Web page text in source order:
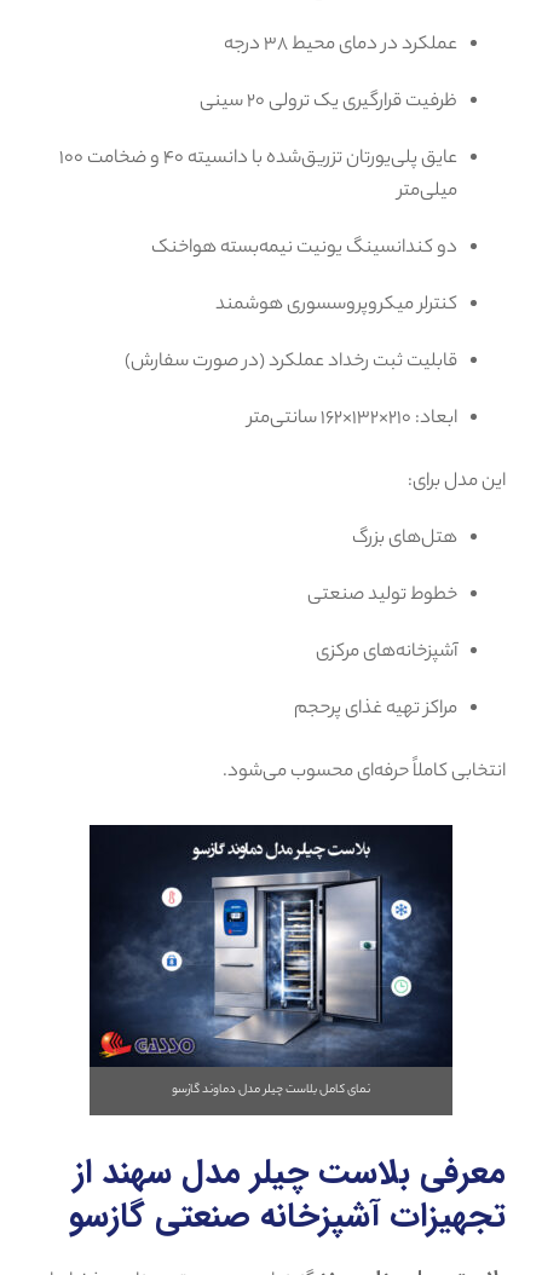
عملکرد در دمای محیط ۳۸ درجه
ظرفیت قرارگیری یک ترولی ۲۰ سینی
عایق پلی‌یورتان تزریق‌شده با دانسیته ۴۰ و ضخامت ۱۰۰
میلی‌متر
دو کندانسینگ یونیت نیمه‌بسته هواخنک
کنترلر میکروپروسسوری هوشمند
قابلیت ثبت رخداد عملکرد (در صورت سفارش)
ابعاد: ۲۱۰×۱۳۲×۱۶۲ سانتی‌متر
این مدل برای:
هتل‌های بزرگ
خطوط تولید صنعتی
آشپزخانه‌های مرکزی
مراکز تهیه غذای پرحجم
انتخابی کاملاً حرفه‌ای محسوب می‌شود.
نمای کامل بلاست چیلر مدل دماوند گازسو
معرفی بلاست چیلر مدل سهند از
تجهیزات آشپزخانه صنعتی گازسو